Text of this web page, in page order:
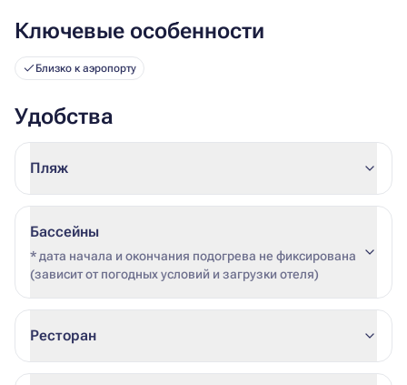
Ключевые особенности
Близко к аэропорту
Удобства
Пляж
Бассейны
* дата начала и окончания подогрева не фиксирована
(зависит от погодных условий и загрузки отеля)
Ресторан